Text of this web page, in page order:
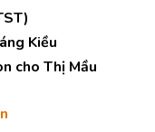
Kiều
cho Thị Mầu